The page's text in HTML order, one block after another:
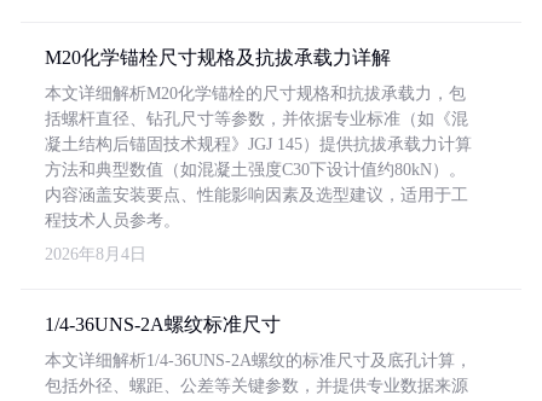
M20化学锚栓尺寸规格及抗拔承载力详解
本文详细解析M20化学锚栓的尺寸规格和抗拔承载力，包
括螺杆直径、钻孔尺寸等参数，并依据专业标准（如《混
凝土结构后锚固技术规程》JGJ 145）提供抗拔承载力计算
方法和典型数值（如混凝土强度C30下设计值约80kN）。
内容涵盖安装要点、性能影响因素及选型建议，适用于工
程技术人员参考。
2026年8月4日
1/4-36UNS-2A螺纹标准尺寸
本文详细解析1/4-36UNS-2A螺纹的标准尺寸及底孔计算，
包括外径、螺距、公差等关键参数，并提供专业数据来源